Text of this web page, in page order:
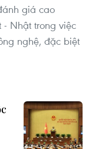
giá cao
Nhật trong việc
nghệ, đặc biệt